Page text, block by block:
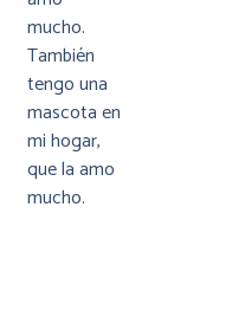
mucho.
También
tengo una
mascota en
mi hogar,
que la amo
mucho.